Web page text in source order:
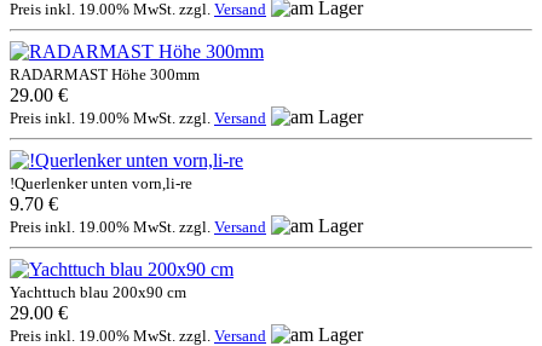
Preis inkl. 19.00% MwSt. zzgl. Versand
RADARMAST Höhe 300mm
29.00 €
Preis inkl. 19.00% MwSt. zzgl. Versand
!Querlenker unten vorn,li-re
9.70 €
Preis inkl. 19.00% MwSt. zzgl. Versand
Yachttuch blau 200x90 cm
29.00 €
Preis inkl. 19.00% MwSt. zzgl. Versand